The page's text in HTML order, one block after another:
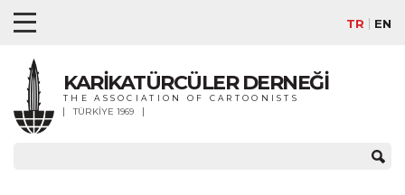
TR EN
KARİKATÜRCÜLER DERNEĞİ
THE ASSOCIATION OF CARTOONISTS
TÜRKİYE 1969